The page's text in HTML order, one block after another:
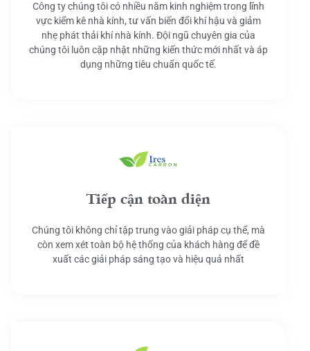
Công ty chúng tôi có nhiều năm kinh nghiệm trong lĩnh
vực kiểm kê nhà kính, tư vấn biến đổi khí hậu và giảm
nhẹ phát thải khí nhà kính. Đội ngũ chuyên gia của
chúng tôi luôn cập nhật những kiến thức mới nhất và áp
dụng những tiêu chuẩn quốc tế.
Tiếp cận toàn diện
Chúng tôi không chỉ tập trung vào giải pháp cụ thể, mà
còn xem xét toàn bộ hệ thống của khách hàng để đề
xuất các giải pháp sáng tạo và hiệu quả nhất